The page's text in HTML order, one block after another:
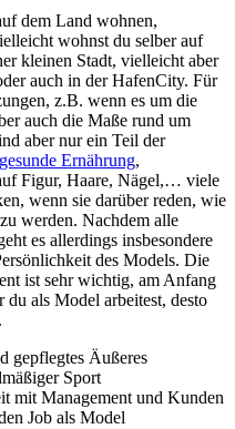
dem Land wohnen,
wohnst du selber auf
kleinen Stadt, vielleicht aber
auch in der HafenCity. Für
z.B. wenn es um die
auch die Maße rund um
aber nur ein Teil der
gesunde Ernährung,
Figur, Haare, Nägel,… viele
wenn sie darüber reden, wie
werden. Nachdem alle
es allerdings insbesondere
des Models. Die
ist sehr wichtig, am Anfang
als Model arbeitest, desto
gepflegtes Äußeres
Sport
mit Management und Kunden
Job als Model